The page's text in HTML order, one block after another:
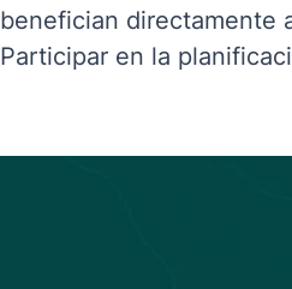
benefician directamente
Participar en la